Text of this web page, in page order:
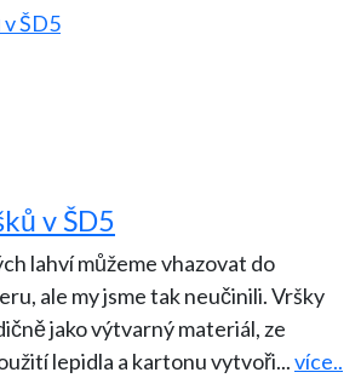
v ŠD5
lahví můžeme vhazovat do
ale my jsme tak neučinili. Vršky
jako výtvarný materiál, ze
lepidla a kartonu vytvoři...více..